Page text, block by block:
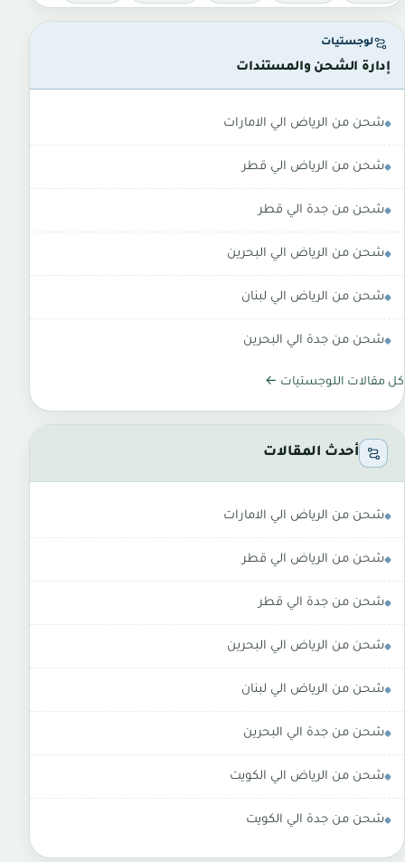
لوجستيات
إدارة الشحن والمستندات
شحن من الرياض الي الامارات
شحن من الرياض الي قطر
شحن من جدة الي قطر
شحن من الرياض الي البحرين
شحن من الرياض الي لبنان
شحن من جدة الي البحرين
كل مقالات اللوجستيات ←
أحدث المقالات
شحن من الرياض الي الامارات
شحن من الرياض الي قطر
شحن من جدة الي قطر
شحن من الرياض الي البحرين
شحن من الرياض الي لبنان
شحن من جدة الي البحرين
شحن من الرياض الي الكويت
شحن من جدة الي الكويت